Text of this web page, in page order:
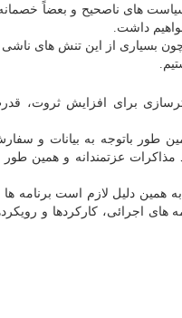
های ناصحیح و بعضاً خصمانه
داشت.
چون بسیاری از این تنش های
برای افزایش ثروت،
طور باتوجه به بیانات و
مذاکرات عزتمندانه و همین
همین دلیل لازم است برنامه
اجرائی، کارکردها و رویکردها